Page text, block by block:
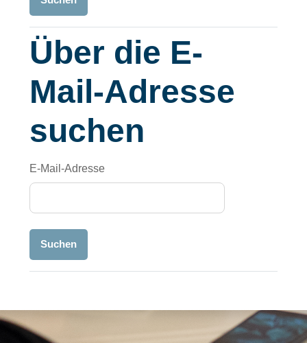
Über die E-Mail-Adresse suchen
Über die E-
Mail-Adresse
suchen
E-Mail-Adresse